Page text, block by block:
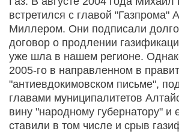
встретился с главой "Газпрома"
Миллером. Они подписали
договор о продлении
уже шла в нашем регионе.
2005-го в направленном в
"антиевдокимовском письме",
главами муниципалитетов
вину "народному губернатору" и
ставили в том числе и срыв